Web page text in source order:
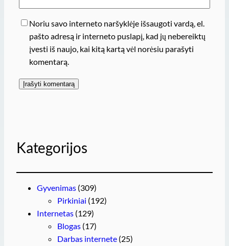
Noriu savo interneto naršyklėje išsaugoti vardą, el.
pašto adresą ir interneto puslapį, kad jų nebereiktų
įvesti iš naujo, kai kitą kartą vėl norėsiu parašyti
komentarą.
Kategorijos
Gyvenimas (309)
Pirkiniai (192)
Internetas (129)
Blogas (17)
Darbas internete (25)